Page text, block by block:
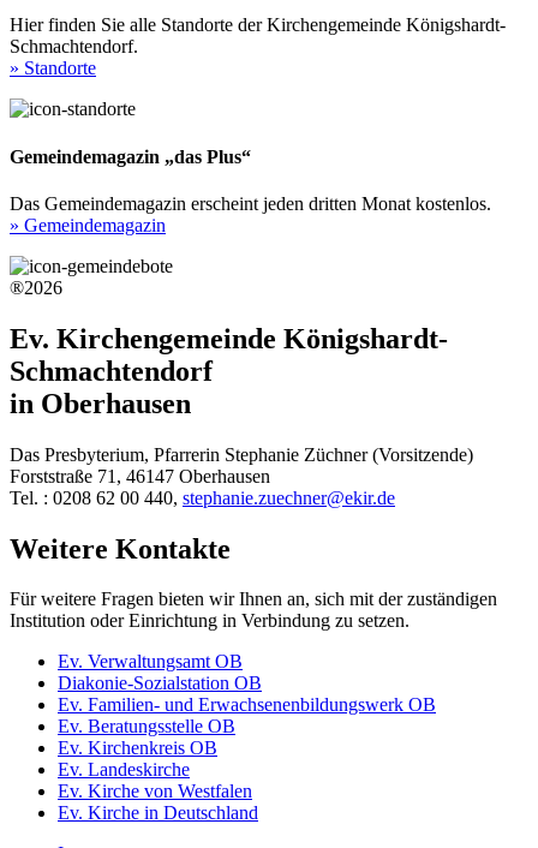
Hier finden Sie alle Standorte der Kirchengemeinde Königshardt-
Schmachtendorf.
» Standorte
Gemeindemagazin „das Plus“
Das Gemeindemagazin erscheint jeden dritten Monat kostenlos.
» Gemeindemagazin
®2026
Ev. Kirchengemeinde Königshardt-
Schmachtendorf
in Oberhausen
Das Presbyterium, Pfarrerin Stephanie Züchner (Vorsitzende)
Forststraße 71, 46147 Oberhausen
Tel. : 0208 62 00 440, stephanie.zuechner@ekir.de
Weitere Kontakte
Für weitere Fragen bieten wir Ihnen an, sich mit der zuständigen
Institution oder Einrichtung in Verbindung zu setzen.
Ev. Verwaltungsamt OB
Diakonie-Sozialstation OB
Ev. Familien- und Erwachsenenbildungswerk OB
Ev. Beratungsstelle OB
Ev. Kirchenkreis OB
Ev. Landeskirche
Ev. Kirche von Westfalen
Ev. Kirche in Deutschland